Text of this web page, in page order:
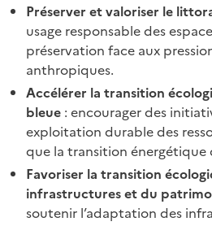
Préserver et valoriser le
usage responsable des
préservation face aux
anthropiques.
Accélérer la transition
bleue : encourager des
exploitation durable des
que la transition énergétique
Favoriser la transition
infrastructures et du
soutenir l’adaptation des